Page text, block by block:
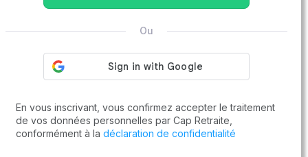
Cap Retraite vous aide à trouver un emploi
Ou
En vous inscrivant, vous confirmez accepter le traitement
de vos données personnelles par Cap Retraite,
conformément à la déclaration de confidentialité